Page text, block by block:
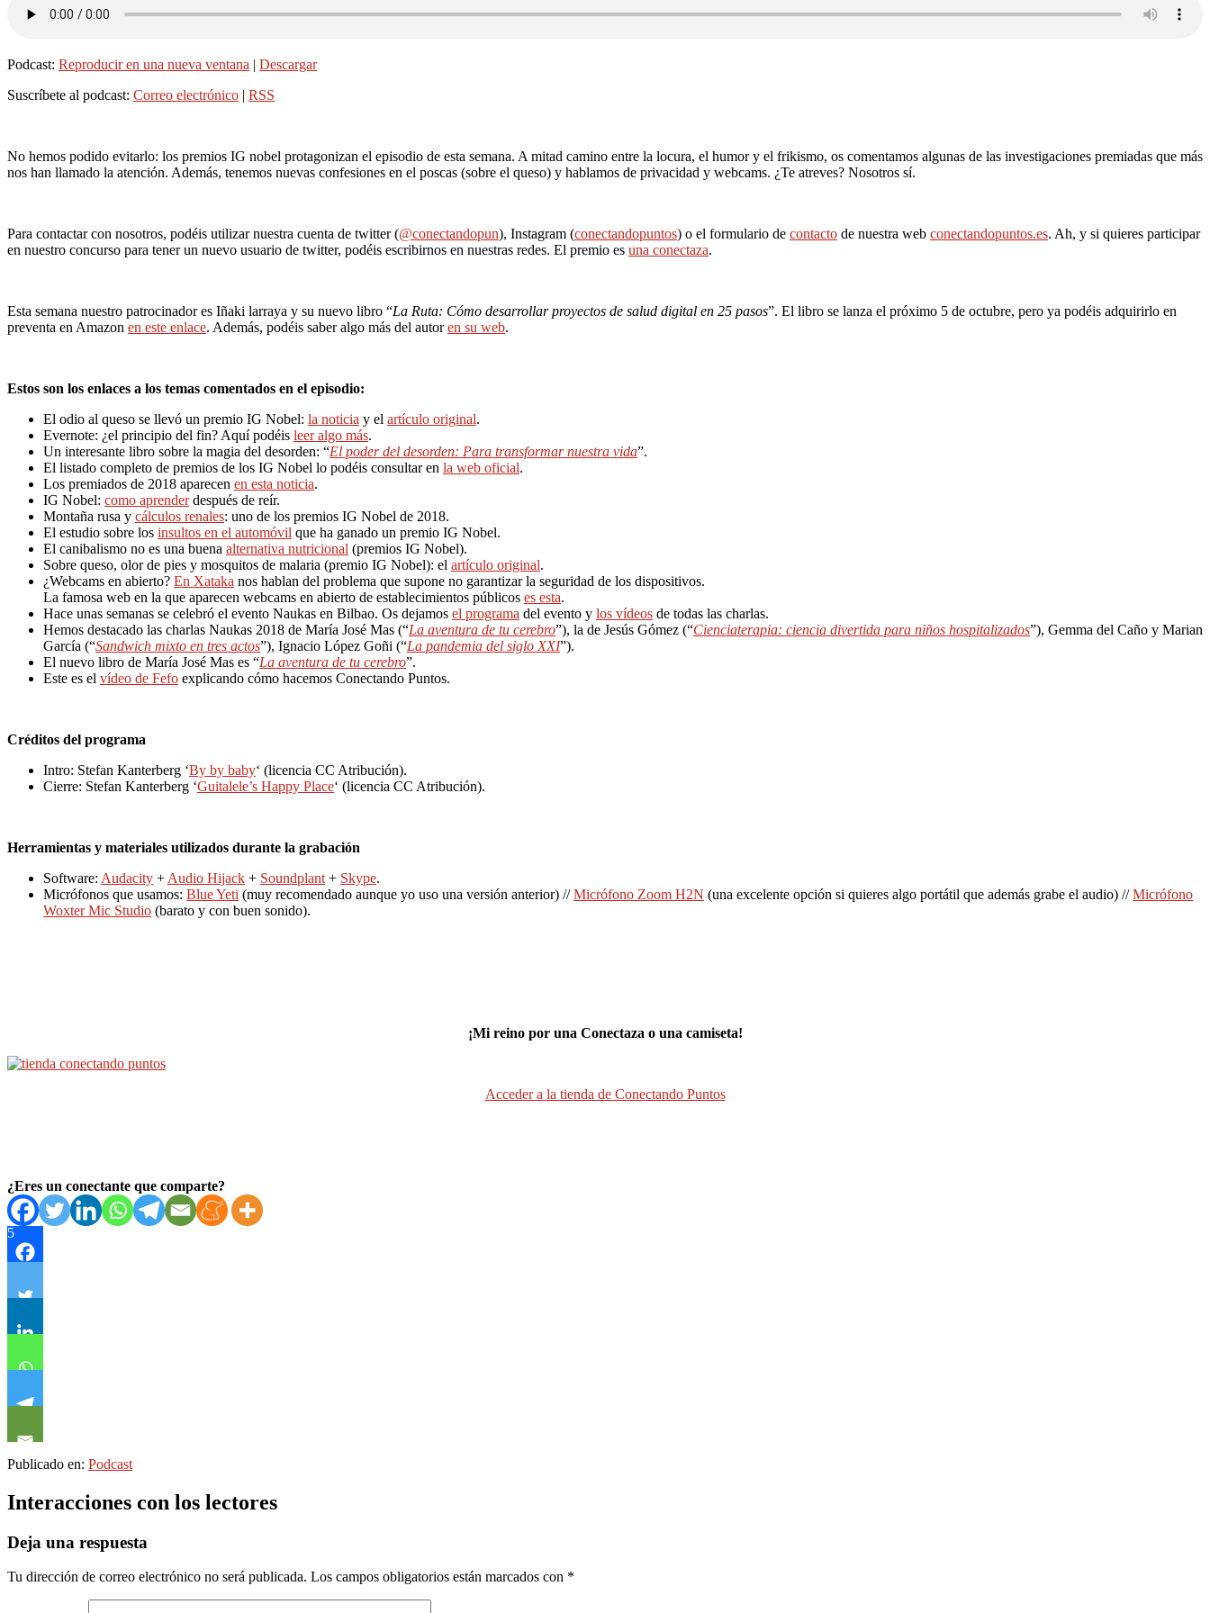
Podcast: Reproducir en una nueva ventana | Descargar
Suscríbete al podcast: Correo electrónico | RSS
No hemos podido evitarlo: los premios IG nobel protagonizan el episodio de esta semana. A mitad camino entre la locura, el humor y el frikismo, os comentamos algunas de las investigaciones premiadas que más
nos han llamado la atención. Además, tenemos nuevas confesiones en el poscas (sobre el queso) y hablamos de privacidad y webcams. ¿Te atreves? Nosotros sí.
Para contactar con nosotros, podéis utilizar nuestra cuenta de twitter (@conectandopun), Instagram (conectandopuntos) o el formulario de contacto de nuestra web conectandopuntos.es. Ah, y si quieres participar
en nuestro concurso para tener un nuevo usuario de twitter, podéis escribirnos en nuestras redes. El premio es una conectaza.
Esta semana nuestro patrocinador es Iñaki larraya y su nuevo libro “La Ruta: Cómo desarrollar proyectos de salud digital en 25 pasos”. El libro se lanza el próximo 5 de octubre, pero ya podéis adquirirlo en
preventa en Amazon en este enlace. Además, podéis saber algo más del autoren su web.
Estos son los enlaces a los temas comentados en el episodio:
El odio al queso se llevó un premio IG Nobel: la noticia y el artículo original.
Evernote: ¿el principio del fin? Aquí podéis leer algo más.
Un interesante libro sobre la magia del desorden: “El poder del desorden: Para transformar nuestra vida”.
El listado completo de premios de los IG Nobel lo podéis consultar en la web oficial.
Los premiados de 2018 aparecen en esta noticia.
IG Nobel: como aprenderdespués de reír.
Montaña rusa y cálculos renales: uno de los premios IG Nobel de 2018.
El estudio sobre los insultos en el automóvil que ha ganado un premio IG Nobel.
El canibalismo no es una buena alternativa nutricional (premios IG Nobel).
Sobre queso, olor de pies y mosquitos de malaria (premio IG Nobel): el artículo original.
¿Webcams en abierto? En Xataka nos hablan del problema que supone no garantizar la seguridad de los dispositivos.
La famosa web en la que aparecen webcams en abierto de establecimientos públicos es esta.
Hace unas semanas se celebró el evento Naukas en Bilbao. Os dejamos el programa del evento y los vídeos de todas las charlas.
Hemos destacado las charlas Naukas 2018 de María José Mas (“La aventura de tu cerebro”), la de Jesús Gómez (“Cienciaterapia: ciencia divertida para niños hospitalizados”), Gemma del Caño y Marian
García (“Sandwich mixto en tres actos”), Ignacio López Goñi (“La pandemia del siglo XXI”).
El nuevo libro de María José Mas es “La aventura de tu cerebro”.
Este es el vídeo de Fefo explicando cómo hacemos Conectando Puntos.
Créditos del programa
Intro: Stefan Kanterberg ‘By by baby‘ (licencia CC Atribución).
Cierre: Stefan Kanterberg ‘Guitalele’s Happy Place‘ (licencia CC Atribución).
Herramientas y materiales utilizados durante la grabación
Software: Audacity + Audio Hijack + Soundplant + Skype.
Micrófonos que usamos: Blue Yeti (muy recomendado aunque yo uso una versión anterior) //Micrófono Zoom H2N (una excelente opción si quieres algo portátil que además grabe el audio) //Micrófono
Woxter Mic Studio (barato y con buen sonido).
¡Mi reino por una Conectaza o una camiseta!
Acceder a la tienda de Conectando Puntos
¿Eres un conectante que comparte?
5
Publicado en: Podcast
Interacciones con los lectores
Deja una respuesta
Tu dirección de correo electrónico no será publicada. Los campos obligatorios están marcados con *